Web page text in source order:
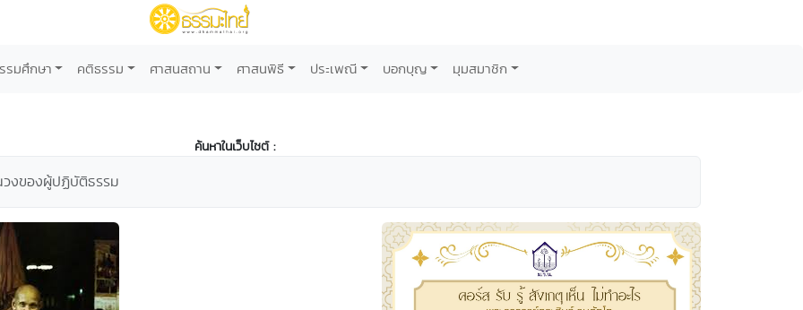
รมศึกษา คติธรรม ศาสนสถาน ศาสนพิธี ประเพณี บอกบุญ มุมสมาชิก
ค้นหาในเว็บไซต์ :
งของผู้ปฏิบัติธรรม